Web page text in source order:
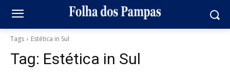
Tags Estética in Sul
Tag: Estética in Sul